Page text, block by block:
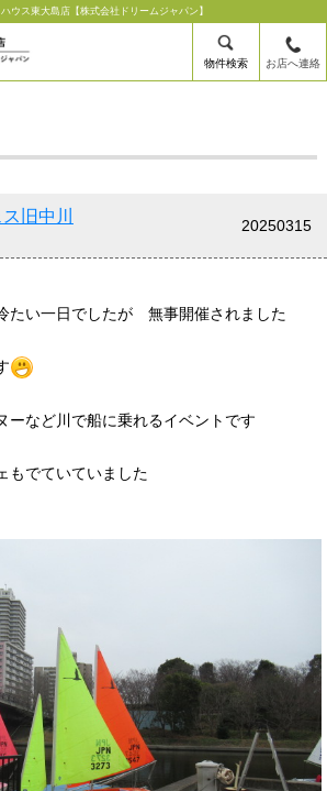
ウス東大島店【株式会社ドリームジャパン】
物件検索 お店へ連絡
旧中川 20250315
たい一日でしたが 無事開催されました
ーなど川で船に乗れるイベントです
もでていていました